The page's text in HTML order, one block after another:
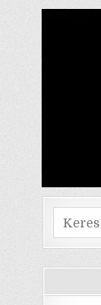
Search
for: